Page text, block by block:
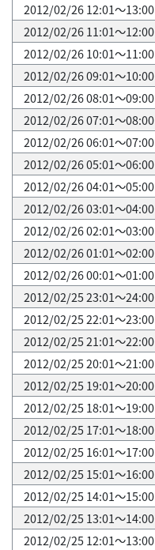
2012/02/26 12:01～13:00
2012/02/26 11:01～12:00
2012/02/26 10:01～11:00
2012/02/26 09:01～10:00
2012/02/26 08:01～09:00
2012/02/26 07:01～08:00
2012/02/26 06:01～07:00
2012/02/26 05:01～06:00
2012/02/26 04:01～05:00
2012/02/26 03:01～04:00
2012/02/26 02:01～03:00
2012/02/26 01:01～02:00
2012/02/26 00:01～01:00
2012/02/25 23:01～24:00
2012/02/25 22:01～23:00
2012/02/25 21:01～22:00
2012/02/25 20:01～21:00
2012/02/25 19:01～20:00
2012/02/25 18:01～19:00
2012/02/25 17:01～18:00
2012/02/25 16:01～17:00
2012/02/25 15:01～16:00
2012/02/25 14:01～15:00
2012/02/25 13:01～14:00
2012/02/25 12:01～13:00